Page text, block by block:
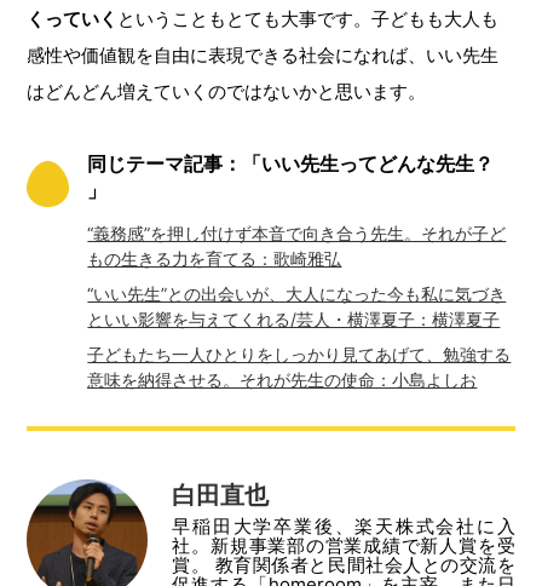
くっていく ということもとても大事です。子どもも大人も
感性や価値観を自由に表現できる社会になれば、いい先生
はどんどん増えていくのではないかと思います。
同じテーマ記事：「いい先生ってどんな先生？
」
“義務感”を押し付けず本音で向き合う先生。それが子ど
もの生きる力を育てる：歌崎雅弘
“いい先生”との出会いが、大人になった今も私に気づき
といい影響を与えてくれる/芸人・横澤夏子：横澤夏子
子どもたち一人ひとりをしっかり見てあげて、勉強する
意味を納得させる。それが先生の使命：小島よしお
白田直也
早稲田大学卒業後、楽天株式会社に入
社。新規事業部の営業成績で新人賞を受
賞。 教育関係者と民間社会人との交流を